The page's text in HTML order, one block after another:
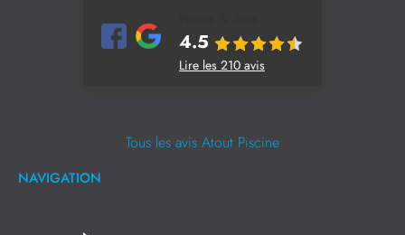
4.5
Lire les 210 avis
Tous les avis Atout Piscine
NAVIGATION